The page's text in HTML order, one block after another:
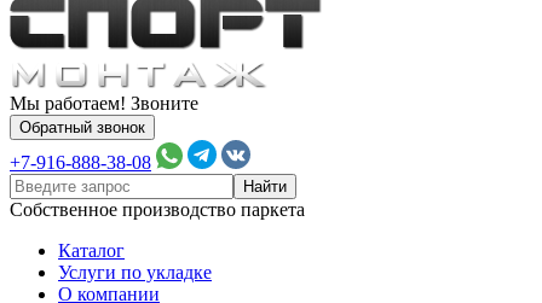
Мы работаем! Звоните
Обратный звонок
+7-916-888-38-08
Собственное производство паркета
Каталог
Услуги по укладке
О компании